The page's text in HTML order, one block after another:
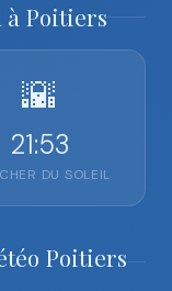
à Poitiers
🌇
21:53
DU SOLEIL
Poitiers